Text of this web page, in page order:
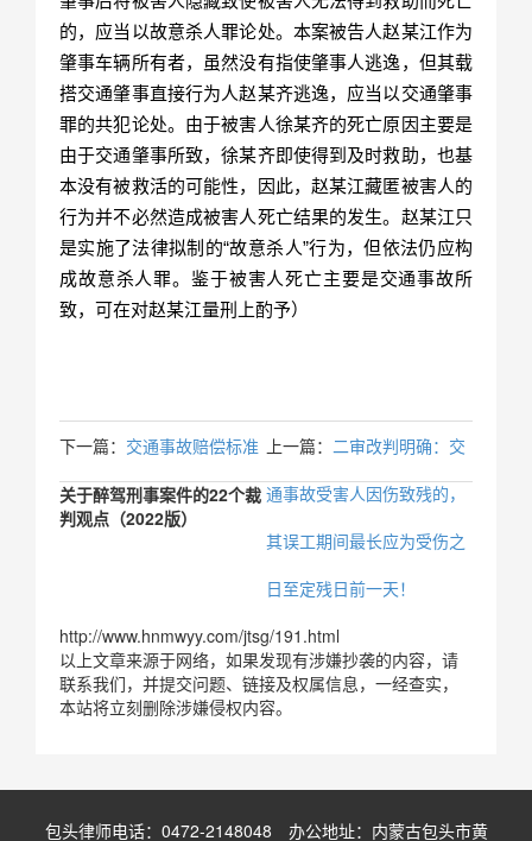
的，应当以故意杀人罪论处。本案被告人赵某江作为
肇事车辆所有者，虽然没有指使肇事人逃逸，但其载
搭交通肇事直接行为人赵某齐逃逸，应当以交通肇事
罪的共犯论处。由于被害人徐某齐的死亡原因主要是
由于交通肇事所致，徐某齐即使得到及时救助，也基
本没有被救活的可能性，因此，赵某江藏匿被害人的
行为并不必然造成被害人死亡结果的发生。赵某江只
是实施了法律拟制的“故意杀人”行为，但依法仍应构
成故意杀人罪。鉴于被害人死亡主要是交通事故所
致，可在对赵某江量刑上酌予）
上一篇： 二审改判明确：交
通事故受害人因伤致残的，
其误工期间最长应为受伤之
日至定残日前一天！
下一篇： 交通事故赔偿标准
关于醉驾刑事案件的22个裁
判观点（2022版）
http://www.hnmwyy.com/jtsg/191.html
以上文章来源于网络，如果发现有涉嫌抄袭的内容，请
联系我们，并提交问题、链接及权属信息，一经查实，
本站将立刻删除涉嫌侵权内容。
包头律师电话：0472-2148048 办公地址：内蒙古包头市黄